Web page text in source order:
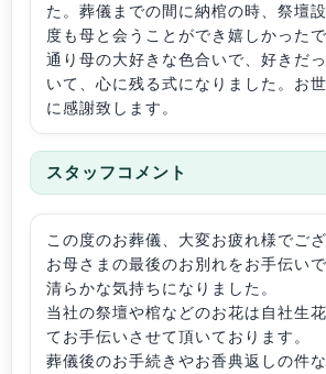
た。葬儀までの間に納棺の時、祭壇
度も母と会うことができ嬉しかった
通り母の大好きな色合いで、好きだ
いて、心に残る式になりました。お
に感謝致します。
スタッフコメント
この度のお葬儀、大変お疲れ様でござ
お母さまの最後のお別れをお手伝い
清らかな気持ちになりました。
当社の祭壇や棺などのお花は自社生
てお手伝いさせて頂いております。
葬儀後のお手続きやお香典返しの件